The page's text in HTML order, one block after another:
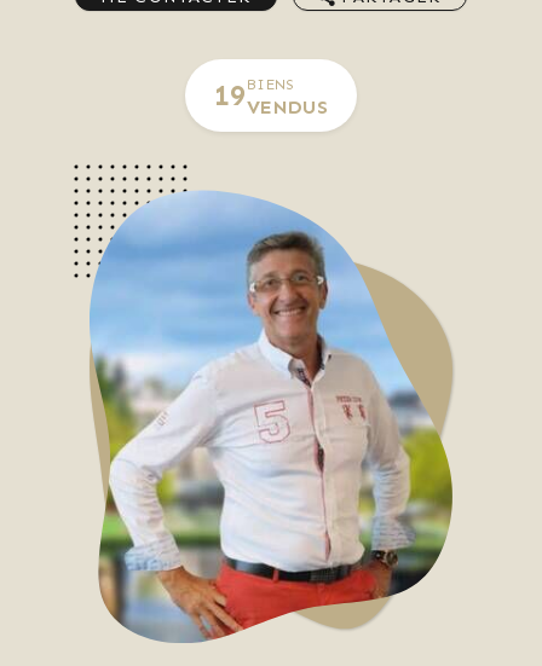
19 BIENS
VENDUS